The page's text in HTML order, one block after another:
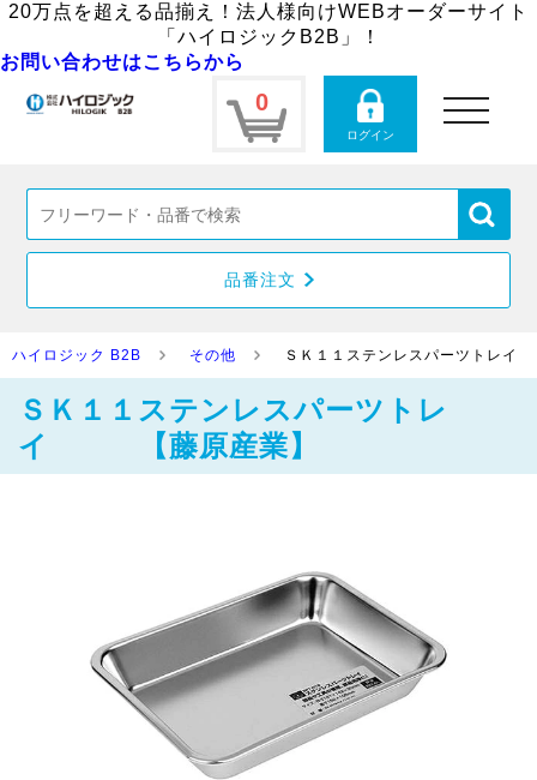
20万点を超える品揃え！法人様向けWEBオーダーサイト
「ハイロジックB2B」！
お問い合わせはこちらから
0
ログイン
toggle
navigation
品番注文
ハイロジック B2B その他 ＳＫ１１ステンレスパーツトレ
ＳＫ１１ステンレスパーツトレ
イ 【藤原産業】